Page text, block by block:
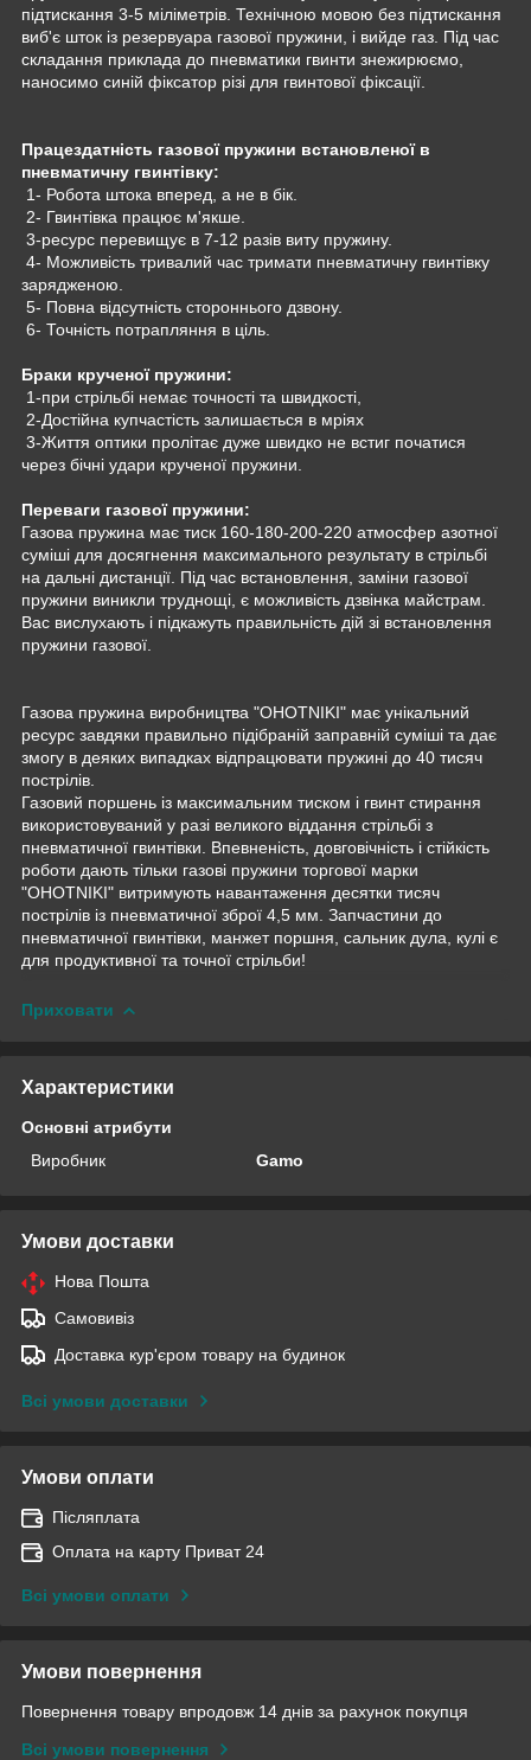
підтискання 3-5 міліметрів. Технічною мовою без підтискання
виб'є шток із резервуара газової пружини, і вийде газ. Під час
складання приклада до пневматики гвинти знежирюємо,
наносимо синій фіксатор різі для гвинтової фіксації.
Працездатність газової пружини встановленої в
пневматичну гвинтівку:
1- Робота штока вперед, а не в бік.
2- Гвинтівка працює м'якше.
3-ресурс перевищує в 7-12 разів виту пружину.
4- Можливість тривалий час тримати пневматичну гвинтівку
зарядженою.
5- Повна відсутність стороннього дзвону.
6- Точність потрапляння в ціль.
Браки крученої пружини:
1-при стрільбі немає точності та швидкості,
2-Достійна купчастість залишається в мріях
3-Життя оптики пролітає дуже швидко не встиг початися
через бічні удари крученої пружини.
Переваги газової пружини:
Газова пружина має тиск 160-180-200-220 атмосфер азотної
суміші для досягнення максимального результату в стрільбі
на дальні дистанції. Під час встановлення, заміни газової
пружини виникли труднощі, є можливість дзвінка майстрам.
Вас вислухають і підкажуть правильність дій зі встановлення
пружини газової.
Газова пружина виробництва "OHOTNIKI" має унікальний
ресурс завдяки правильно підібраній заправній суміші та дає
змогу в деяких випадках відпрацювати пружині до 40 тисяч
пострілів.
Газовий поршень із максимальним тиском і гвинт стирання
використовуваний у разі великого віддання стрільбі з
пневматичної гвинтівки. Впевненість, довговічність і стійкість
роботи дають тільки газові пружини торгової марки
"OHOTNIKI" витримують навантаження десятки тисяч
пострілів із пневматичної зброї 4,5 мм. Запчастини до
пневматичної гвинтівки, манжет поршня, сальник дула, кулі є
для продуктивної та точної стрільби!
Приховати
Характеристики
Основні атрибути
Виробник
Gamo
Умови доставки
Нова Пошта
Самовивіз
Доставка кур'єром товару на будинок
Всі умови доставки
Умови оплати
Післяплата
Оплата на карту Приват 24
Всі умови оплати
Умови повернення
Повернення товару впродовж 14 днів за рахунок покупця
Всі умови повернення